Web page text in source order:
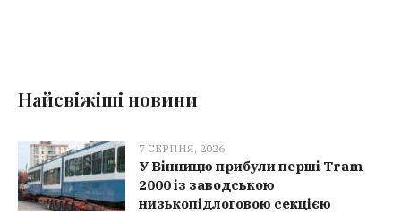
Найсвіжіші новини
7 СЕРПНЯ, 2026
У Вінницю прибули перші Tram
2000 із заводською
низькопідлоговою секцією